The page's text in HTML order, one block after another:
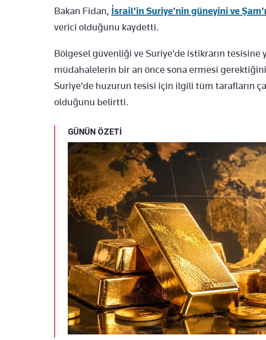
Bakan Fidan, İsrail'in Suriye'nin güneyini ve
verici olduğunu kaydetti.
Bölgesel güvenliği ve Suriye'de istikrarın tesisine
müdahalelerin bir an önce sona ermesi
Suriye'de huzurun tesisi için ilgili tüm tarafların
olduğunu belirtti.
GÜNÜN ÖZETİ